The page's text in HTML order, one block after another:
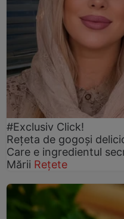
#Exclusiv Click!
Rețeta de gogoşi
Care e ingredientul
Mării Rețete